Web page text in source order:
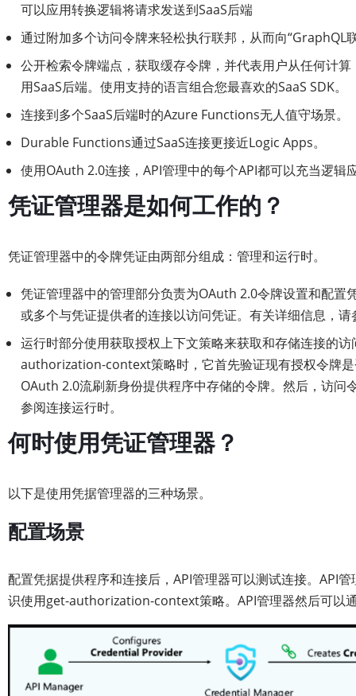
可以应用转换逻辑将请求发送到SaaS后端
通过附加多个访问令牌来轻松执行联邦，从而向“GraphQL
公开检索令牌端点，获取缓存令牌，并代表用户从任何计
用SaaS后端。使用支持的语言组合您最喜欢的SaaS SDK。
连接到多个SaaS后端时的Azure Functions无人值守场景。
Durable Functions通过SaaS连接更接近Logic Apps。
使用OAuth 2.0连接，API管理中的每个API都可以充当逻辑
凭证管理器是如何工作的？
凭证管理器中的令牌凭证由两部分组成：管理和运行时。
凭证管理器中的管理部分负责为OAuth 2.0令牌设置和配置
或多个与凭证提供者的连接以访问凭证。有关详细信息，
运行时部分使用获取授权上下文策略来获取和存储连接的
authorization-context策略时，它首先验证现有授权令牌
OAuth 2.0流刷新身份提供程序中存储的令牌。然后，访
参阅连接运行时。
何时使用凭证管理器？
以下是使用凭据管理器的三种场景。
配置场景
配置凭据提供程序和连接后，API管理器可以测试连接。API
识使用get-authorization-context策略。API管理器然后可以